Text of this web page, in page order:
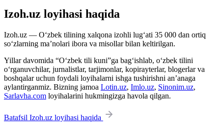
Izoh.uz loyihasi haqida
Izoh.uz — O‘zbek tilining xalqona izohli lug‘ati 35 000 dan ortiq
so‘zlarning ma’nolari ibora va misollar bilan keltirilgan.
Yillar davomida “O‘zbek tili kuni”ga bag‘ishlab, o‘zbek tilini
o‘rganuvchilar, jurnalistlar, tarjimonlar, kopirayterlar, blogerlar va
boshqalar uchun foydali loyihalarni ishga tushirishni an’anaga
aylantirganmiz. Bizning jamoa Lotin.uz, Imlo.uz, Sinonim.uz,
Sarlavha.com loyihalarini hukmingizga havola qilgan.
Batafsil Izoh.uz loyihasi haqida